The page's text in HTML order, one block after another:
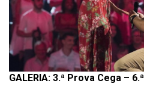
GALERIA: 3.ª Prova Cega –